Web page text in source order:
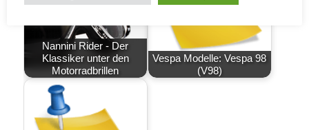
Nannini Rider - Der
Klassiker unter den
Motorradbrillen
Vespa Modelle: Vespa 98
(V98)